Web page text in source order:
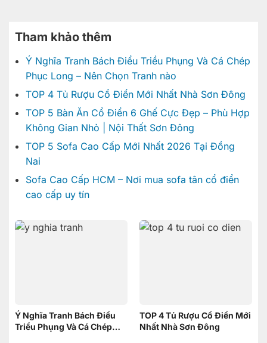
Tham khảo thêm
Ý Nghĩa Tranh Bách Điểu Triều Phụng Và Cá Chép
Phục Long – Nên Chọn Tranh nào
TOP 4 Tủ Rượu Cổ Điển Mới Nhất Nhà Sơn Đông
TOP 5 Bàn Ăn Cổ Điển 6 Ghế Cực Đẹp – Phù Hợp
Không Gian Nhỏ | Nội Thất Sơn Đông
TOP 5 Sofa Cao Cấp Mới Nhất 2026 Tại Đồng
Nai
Sofa Cao Cấp HCM – Nơi mua sofa tân cổ điển
cao cấp uy tín
Ý Nghĩa Tranh Bách Điểu
Triều Phụng Và Cá Chép
TOP 4 Tủ Rượu Cổ Điển Mới
Nhất Nhà Sơn Đông